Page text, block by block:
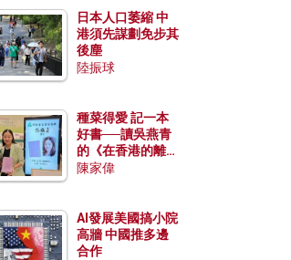
日本人口萎縮 中
港須先謀劃免步其
後塵
陸振球
種菜得愛 記一本
好書──讀吳燕青
的《在香港的離島
種菜》
陳家偉
AI發展美國搞小院
高牆 中國推多邊
合作